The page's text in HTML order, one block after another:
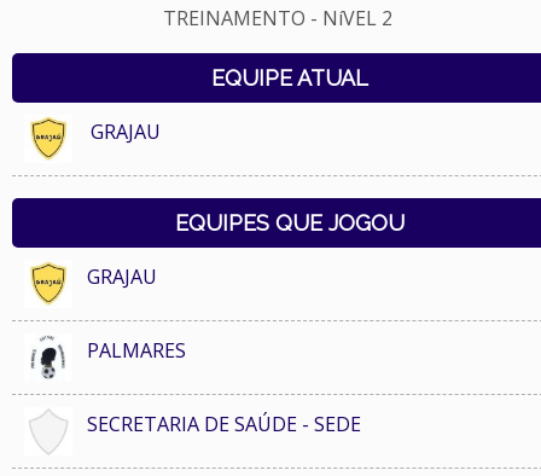
TREINAMENTO - NíVEL 2
EQUIPE ATUAL
GRAJAU
EQUIPES QUE JOGOU
GRAJAU
PALMARES
SECRETARIA DE SAÚDE - SEDE